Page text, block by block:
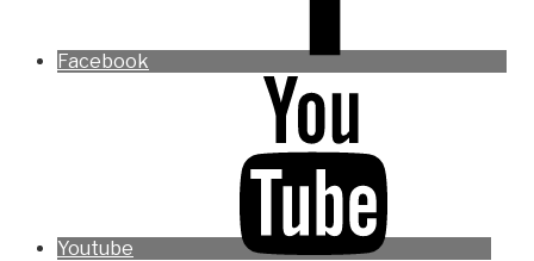
Facebook
Youtube